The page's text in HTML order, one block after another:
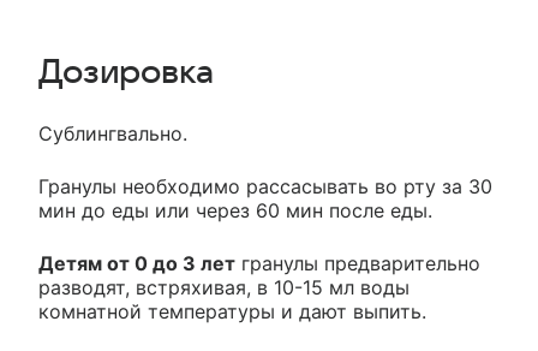
Дозировка
Сублингвально.
Гранулы необходимо рассасывать во рту за 30
мин до еды или через 60 мин после еды.
Детям от 0 до 3 лет гранулы предварительно
разводят, встряхивая, в 10-15 мл воды
комнатной температуры и дают выпить.